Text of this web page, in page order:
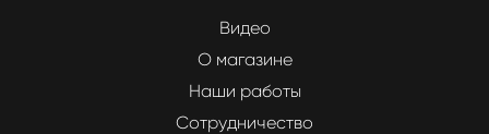
Видео
О магазине
Наши работы
Сотрудничество